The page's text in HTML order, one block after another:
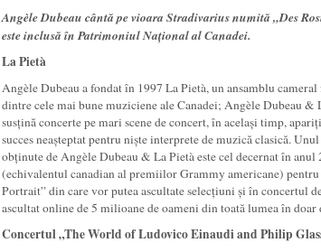
Angèle Dubeau cântă pe vioara Stradivarius numită „Des
este inclusă în Patrimoniul Național al Canadei.
La Pietà
Angèle Dubeau a fondat în 1997 La Pietà, un ansamblu
dintre cele mai bune muziciene ale Canadei; Angèle Dubeau &
susțină concerte pe mari scene de concert, în același timp,
succes neașteptat pentru niște interprete de muzică clasică.
obținute de Angèle Dubeau & La Pietà este cel decernat în
(echivalentul canadian al premiilor Grammy americane)
Portrait” din care vor putea ascultate selecțiuni și în concertul
ascultat online de 5 milioane de oameni din toată lumea în doar
Concertul „The World of Ludovico Einaudi and Philip